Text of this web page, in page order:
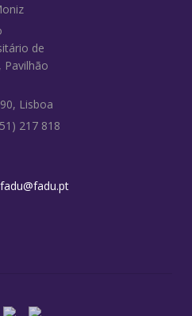
de
Pavilhão
Lisboa
217 818
fadu@fadu.pt